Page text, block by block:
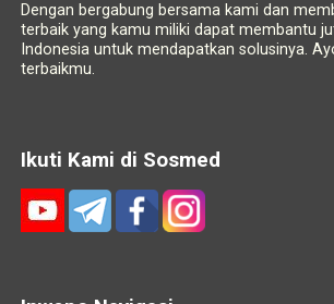
Dengan bergabung bersama kami dan
terbaik yang kamu miliki dapat membantu
Indonesia untuk mendapatkan solusinya.
terbaikmu.
Ikuti Kami di Sosmed